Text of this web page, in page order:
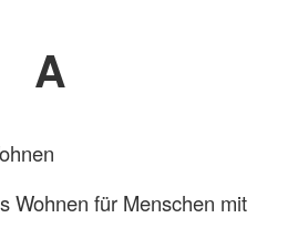
A
Wohnen für Menschen mit